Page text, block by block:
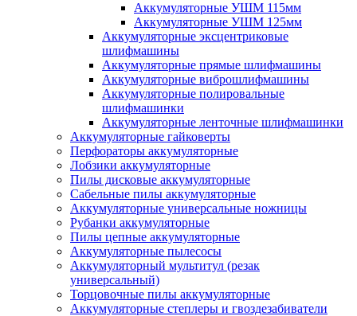
Аккумуляторные УШМ 115мм
Аккумуляторные УШМ 125мм
Аккумуляторные эксцентриковые
шлифмашины
Аккумуляторные прямые шлифмашины
Аккумуляторные виброшлифмашины
Аккумуляторные полировальные
шлифмашинки
Аккумуляторные ленточные шлифмашинки
Аккумуляторные гайковерты
Перфораторы аккумуляторные
Лобзики аккумуляторные
Пилы дисковые аккумуляторные
Сабельные пилы аккумуляторные
Аккумуляторные универсальные ножницы
Рубанки аккумуляторные
Пилы цепные аккумуляторные
Аккумуляторные пылесосы
Аккумуляторный мультитул (резак
универсальный)
Торцовочные пилы аккумуляторные
Аккумуляторные степлеры и гвоздезабиватели